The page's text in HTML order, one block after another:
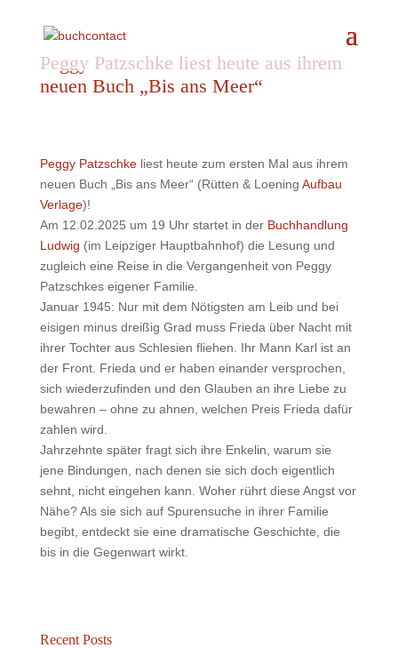
Peggy Patzschke liest heute aus ihrem
neuen Buch „Bis ans Meer“
Peggy Patzschkeliest heute zum ersten Mal aus ihrem
neuen Buch „Bis ans Meer“ (Rütten & Loening Aufbau
Verlage)!
Am 12.02.2025 um 19 Uhr startet in der Buchhandlung
Ludwig (im Leipziger Hauptbahnhof) die Lesung und
zugleich eine Reise in die Vergangenheit von Peggy
Patzschkes eigener Familie.
Januar 1945: Nur mit dem Nötigsten am Leib und bei
eisigen minus dreißig Grad muss Frieda über Nacht mit
ihrer Tochter aus Schlesien fliehen. Ihr Mann Karl ist an
der Front. Frieda und er haben einander versprochen,
sich wiederzufinden und den Glauben an ihre Liebe zu
bewahren – ohne zu ahnen, welchen Preis Frieda dafür
zahlen wird.
Jahrzehnte später fragt sich ihre Enkelin, warum sie
jene Bindungen, nach denen sie sich doch eigentlich
sehnt, nicht eingehen kann. Woher rührt diese Angst vor
Nähe? Als sie sich auf Spurensuche in ihrer Familie
begibt, entdeckt sie eine dramatische Geschichte, die
bis in die Gegenwart wirkt.
Recent Posts